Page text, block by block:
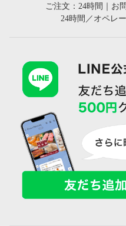
ご注文：24時間｜お
24時間／オペレ